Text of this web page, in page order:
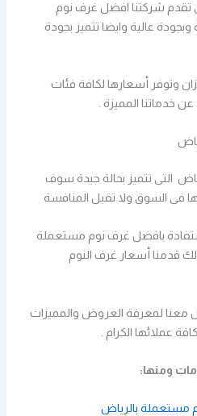
تقدم شركتنا افضل غرف نوم
عالية وايضا تتميز بجودة
وتوفر أسعارها لكافة فئات
خدماتنا المميزة .
التى تتميز بحالة جيدة سوف
فى السوق ولا تقبل المنافسة
بافضل غرف نوم مستعملة
قدمنا أسعار غرف النوم
معنا لمعرفة العروض والمميزات
عملائها الكرام .
ومنها:
بالرياض